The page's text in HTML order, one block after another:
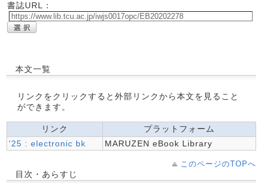
書誌URL：
本文一覧
リンクをクリックすると外部リンクから本文を見ること
ができます。
リンク
プラットフォーム
'25 : electronic bk
MARUZEN eBook Library
このページのTOPへ
目次・あらすじ